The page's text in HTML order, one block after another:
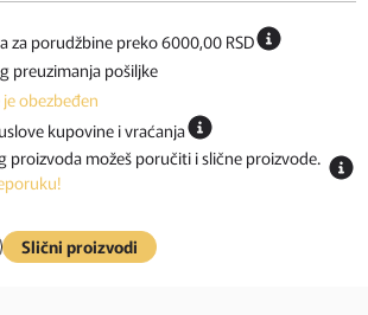
za porudžbine preko 6000,00 RSD
preuzimanja pošiljke
obezbeđen
uslove kupovine i vraćanja
proizvoda možeš poručiti i slične proizvode.
Slični proizvodi